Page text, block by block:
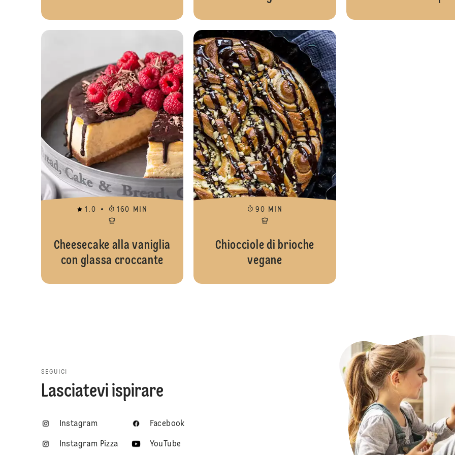
Cheesecake alla vaniglia con glassa
1.0 160 MIN
Cheesecake alla vaniglia
con glassa croccante
90 MIN
Chiocciole di brioche
vegane
SEGUICI
Lasciatevi ispirare
Instagram Facebook
Instagram Pizza YouTube